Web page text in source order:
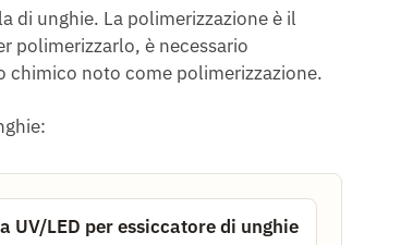
di unghie. La polimerizzazione è il
polimerizzarlo, è necessario
chimico noto come polimerizzazione.
UV/LED per essiccatore di unghie